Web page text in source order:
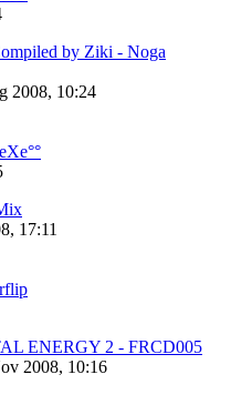
by Ziki - Noga
2008, 10:24
17:11
ENERGY 2 - FRCD005
2008, 10:16